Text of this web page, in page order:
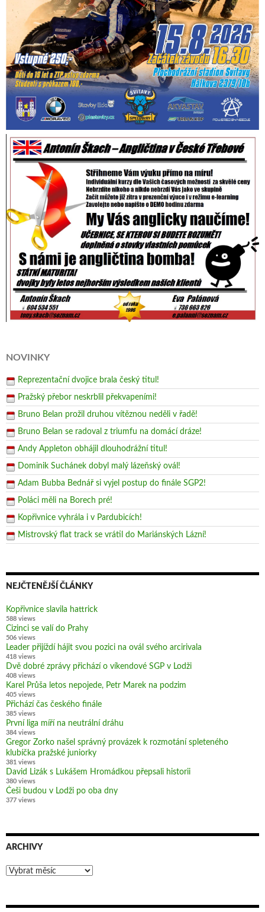
NOVINKY
Reprezentační dvojice brala český titul!
Pražský přebor neskrblil překvapeními!
Bruno Belan prožil druhou vítěznou neděli v řadě!
Bruno Belan se radoval z triumfu na domácí dráze!
Andy Appleton obhájil dlouhodrážní titul!
Dominik Suchánek dobyl malý lázeňský ovál!
Adam Bubba Bednář si vyjel postup do finále SGP2!
Poláci měli na Borech pré!
Kopřivnice vyhrála i v Pardubicích!
Mistrovský flat track se vrátil do Mariánských Lázní!
NEJČTENĚJŠÍ ČLÁNKY
Kopřivnice slavila hattrick
588 views
Cizinci se valí do Prahy
506 views
Leader přijíždí hájit svou pozici na ovál svého arcirivala
418 views
Dvě dobré zprávy přichází o víkendové SGP v Lodži
408 views
Karel Průša letos nepojede, Petr Marek na podzim
405 views
Přichází čas českého finále
385 views
První liga míří na neutrální dráhu
384 views
Gregor Zorko našel správný provázek k rozmotání spleteného
klubíčka pražské juniorky
381 views
David Lizák s Lukášem Hromádkou přepsali historii
380 views
Češi budou v Lodži po oba dny
377 views
ARCHIVY
Archivy